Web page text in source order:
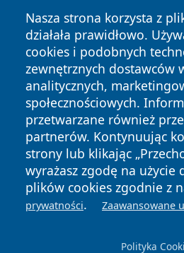
Nasza strona korzysta z
działała prawidłowo.
cookies i podobnych
zewnętrznych dostawców
analitycznych,
społecznościowych.
przetwarzane również
partnerów. Kontynuując
strony lub klikając
wyrażasz zgodę na użycie
plików cookies zgodnie z
prywatności. Zaawansowane
Polityka
Copyright © 2026 belchatowski24.pl
zastrzeżone.
News Autorzy
Polityka
Prywatności